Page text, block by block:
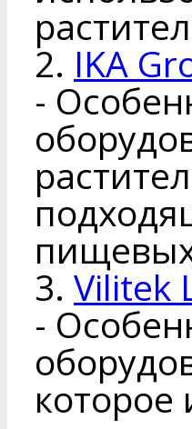
2. IKA
-
3. Vilitek
-
которое